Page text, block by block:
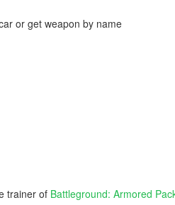
or get weapon by name
trainer of Battleground: Armored